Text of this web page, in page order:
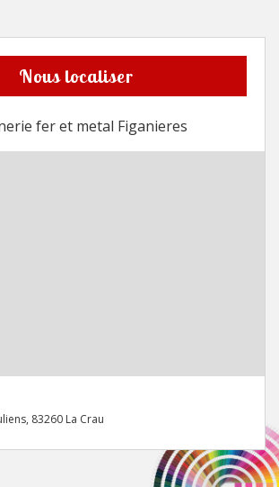
Nous localiser
fer et metal Figanieres
83260 La Crau